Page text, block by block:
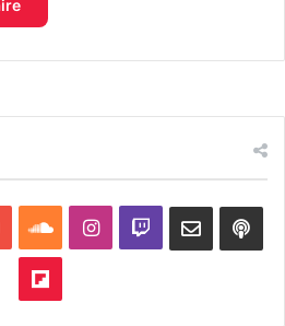
YouTubeSoundCloud
Instagram
Twitch
Flipboard